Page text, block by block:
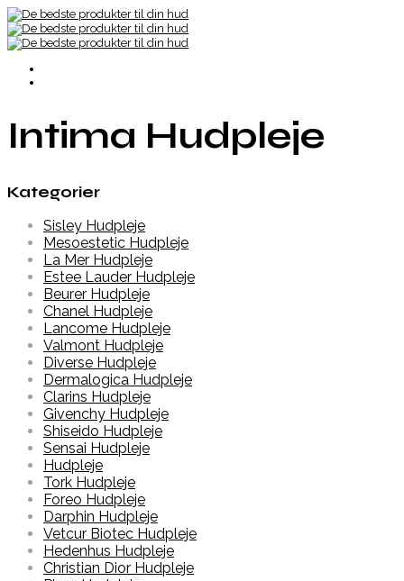
Intima Hudpleje
Kategorier
Sisley Hudpleje
Mesoestetic Hudpleje
La Mer Hudpleje
Estee Lauder Hudpleje
Beurer Hudpleje
Chanel Hudpleje
Lancome Hudpleje
Valmont Hudpleje
Diverse Hudpleje
Dermalogica Hudpleje
Clarins Hudpleje
Givenchy Hudpleje
Shiseido Hudpleje
Sensai Hudpleje
Hudpleje
Tork Hudpleje
Foreo Hudpleje
Darphin Hudpleje
Vetcur Biotec Hudpleje
Hedenhus Hudpleje
Christian Dior Hudpleje